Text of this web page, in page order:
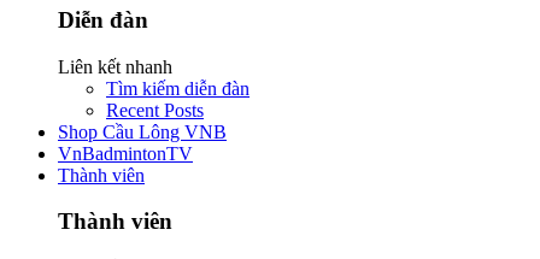
Diễn đàn
Liên kết nhanh
Tìm kiếm diễn đàn
Recent Posts
Shop Cầu Lông VNB
VnBadmintonTV
Thành viên
Thành viên